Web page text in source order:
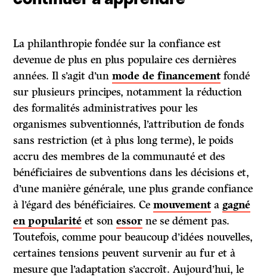
La philanthropie fondée sur la confiance est
devenue de plus en plus populaire ces dernières
années. Il s’agit d’unmode de financement fondé
sur plusieurs principes, notamment la réduction
des formalités administratives pour les
organismes subventionnés, l’attribution de fonds
sans restriction (et à plus long terme), le poids
accru des membres de la communauté et des
bénéficiaires de subventions dans les décisions et,
d’une manière générale, une plus grande confiance
à l’égard des bénéficiaires. Cemouvement agagné
en popularité et sonessor ne se dément pas.
Toutefois, comme pour beaucoup d’idées nouvelles,
certaines tensions peuvent survenir au fur et à
mesure que l’adaptation s’accroît. Aujourd’hui, le